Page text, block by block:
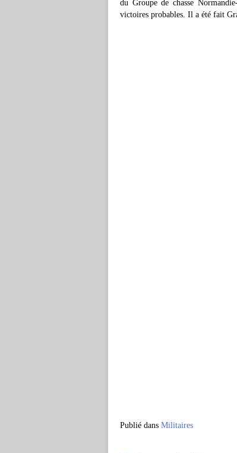
du Groupe de chasse
victoires probables. Il a été fait
Publié dans Militaires